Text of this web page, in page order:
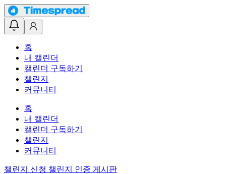
홈
내 캘린더
캘린더 구독하기
챌린지
커뮤니티
홈
내 캘린더
캘린더 구독하기
챌린지
커뮤니티
챌린지 신청 챌린지 인증 게시판